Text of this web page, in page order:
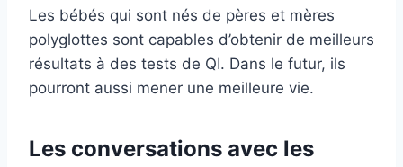
Les bébés qui sont nés de pères et mères
polyglottes sont capables d’obtenir de meilleurs
résultats à des tests de QI. Dans le futur, ils
pourront aussi mener une meilleure vie.
Les conversations avec les